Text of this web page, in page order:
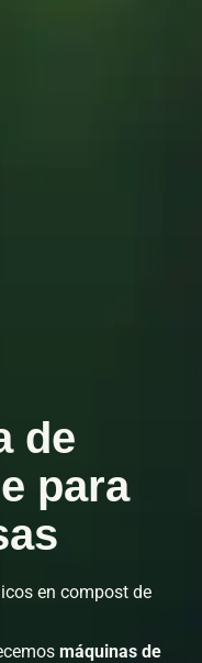
de
para
en compost de
máquinas de